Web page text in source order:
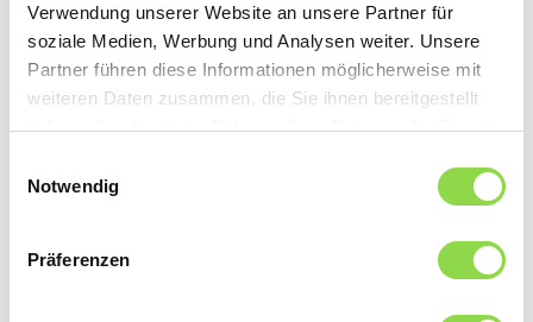
Verwendung unserer Website an unsere Partner für
soziale Medien, Werbung und Analysen weiter. Unsere
Partner führen diese Informationen möglicherweise mit
weiteren Daten zusammen, die Sie ihnen bereitgestellt
haben oder die sie im Rahmen Ihrer Nutzung der Dienste
Notwendig
Präferenzen
Die Kunst des «Intelligenten Wohnens»
Beim Umbau des «Hôtel de Rougemont» galt es
Ansprüche wie maximalen Komfort und bestmögliche
Energieeffizienz elegant zu vereinen. Was
optimal zu verbinden, ist sozusagen die Kunst des
Umbau termingerecht fertigzustellen. Schliesslich